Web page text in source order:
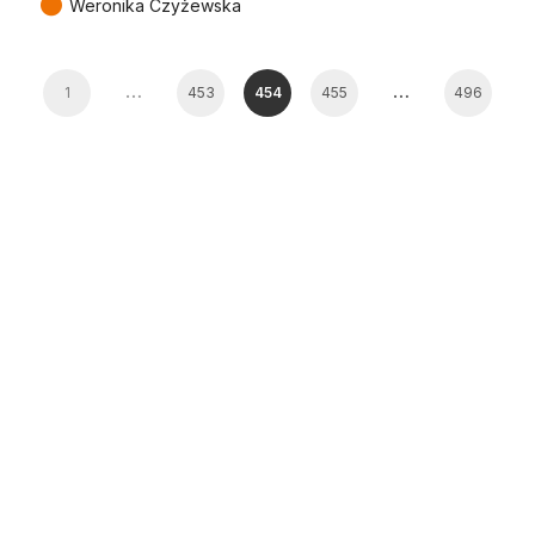
Weronika Czyżewska
1 … 453 454 455 … 496